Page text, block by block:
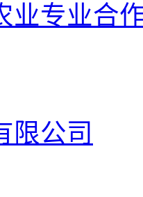
业专业合
限公司